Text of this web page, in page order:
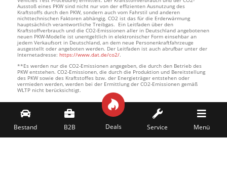

Bestand

B2B

Deals

Service

Menü
Ausstoß eines PKW sind nicht nur von der effizienten Ausnutzung des
Kraftstoffs durch den PKW, sondern auch vom Fahrstil und anderen
nichttechnischen Faktoren abhängig. CO2 ist das für die Erderwärmung
hauptsächlich verantwortliche Treibgas. Ein Leitfaden über den
Kraftstoffverbrauch und die CO2-Emissionen aller in Deutschland angebotenen
neuen PKW-Modelle ist unentgeltlich in elektronischer Form einsehbar an
jedem Verkaufsort in Deutschland, an dem neue Personenkraftfahrzeuge
ausgestellt oder angeboten werden. Der Leitfaden ist auch abrufbar unter der
Internetadresse: https://www.dat.de/co2/.
**Es werden nur die CO2-Emissionen angegeben, die durch den Betrieb des
PKW entstehen. CO2-Emissionen, die durch die Produktion und Bereitstellung
des PKW sowie des Kraftstoffes bzw. der Energieträger entstehen oder
vermieden werden, werden bei der Ermittlung der CO2-Emissionen gemäß
WLTP nicht berücksichtigt.